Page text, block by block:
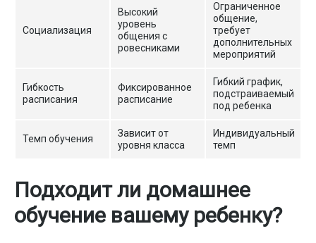
Социализация
Высокий
уровень
общения с
ровесниками
Ограниченное
общение,
требует
дополнительных
мероприятий
Гибкость
расписания
Фиксированное
расписание
Гибкий график,
подстраиваемый
под ребенка
Темп обучения
Зависит от
уровня класса
Индивидуальный
темп
Подходит ли домашнее
обучение вашему ребенку?